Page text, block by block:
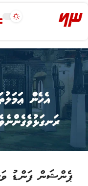
ޕެންޝަން ފަންޑު